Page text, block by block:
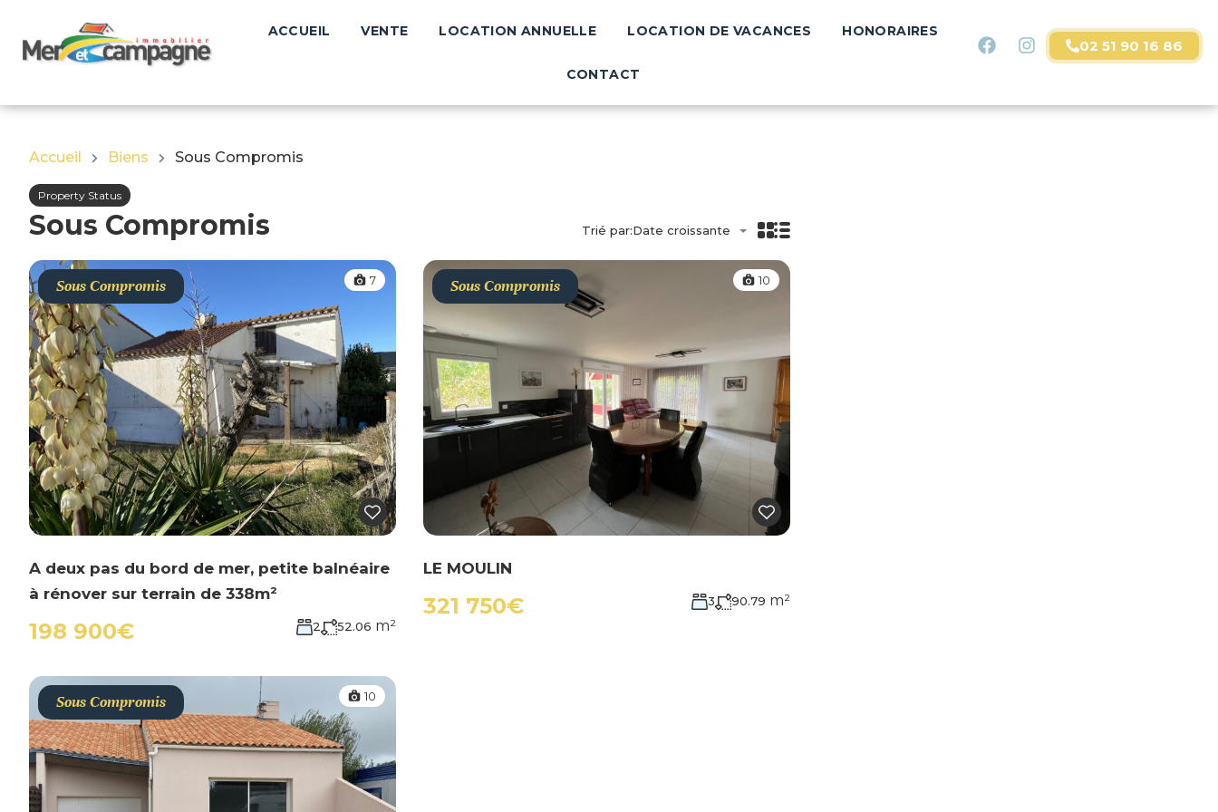
HONORAIRES CONTACT
ACCUEIL VENTE LOCATION ANNUELLE LOCATION DE VACANCES HONORAIRES
CONTACT
02 51 90 16 86
Accueil Biens Sous Compromis
Property Status
Sous Compromis Trié par:Date croissante
Sous Compromis 7
A deux pas du bord de mer, petite balnéaire
à rénover sur terrain de 338m²
198 900€ 2 52.06 m²
Sous Compromis 10
LE MOULIN
321 750€ 3 90.79 m²
Sous Compromis 10